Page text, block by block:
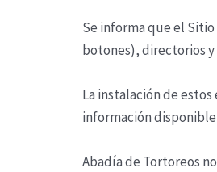
Se informa que el Sitio
botones), directorios
La instalación de
información
Abadía de Tortoreos